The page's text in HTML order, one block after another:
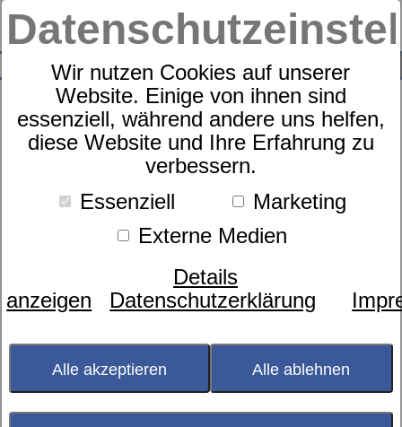
Wir nutzen Cookies auf unserer
Website. Einige von ihnen sind
essenziell, während andere uns helfen,
diese Website und Ihre Erfahrung zu
verbessern.
Essenziell
Marketing
Externe Medien
Details
anzeigen
Datenschutzerklärung
Alle akzeptieren Alle ablehnen
SUCHE
0
Bettwäsche Mondflug mit
Stickerei aus BIO-Baumwolle,
100x135/40x6